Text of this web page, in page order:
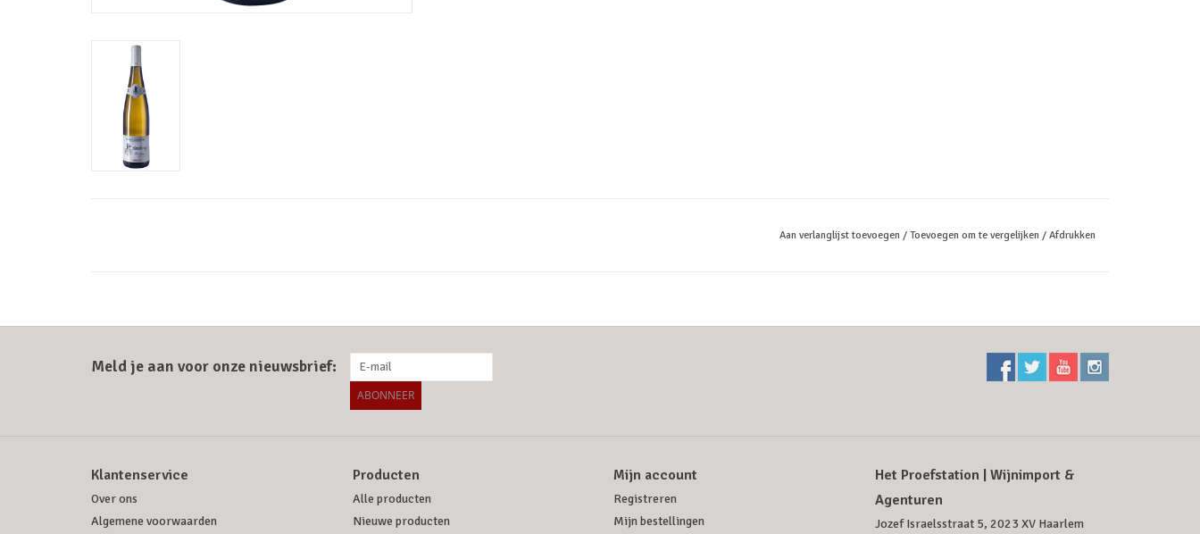
Aan verlanglijst toevoegen / Toevoegen om te vergelijken / Afdrukken
Meld je aan voor onze nieuwsbrief:
ABONNEER
Klantenservice
Over ons
Algemene voorwaarden
Producten
Alle producten
Nieuwe producten
Mijn account
Registreren
Mijn bestellingen
Het Proefstation | Wijnimport &
Agenturen
Jozef Israelsstraat 5, 2023 XV Haarlem